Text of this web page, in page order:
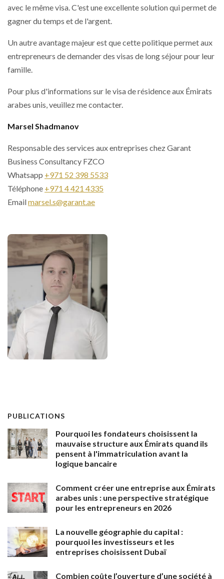
avec le même visa. C'est une excellente solution qui permet de
gagner du temps et de l'argent.
Un autre avantage majeur est que cette politique permet aux
entrepreneurs de demander des visas de long séjour pour leur
famille.
Pour plus d'informations sur le visa de résidence aux Émirats
arabes unis, veuillez me contacter.
Marsel Shadmanov
Responsable des services aux entreprises chez Garant
Business Consultancy FZCO
Whatsapp +971 52 398 5533
Téléphone +971 4 421 4335
Emailmarsel.s@garant.ae
PUBLICATIONS
Pourquoi les fondateurs choisissent la
mauvaise structure aux Émirats quand ils
pensent à l'immatriculation avant la
logique bancaire
Comment créer une entreprise aux Émirats
arabes unis : une perspective stratégique
pour les entrepreneurs en 2026
La nouvelle géographie du capital :
pourquoi les investisseurs et les
entreprises choisissent Dubaï
Combien coûte l’ouverture d’une société à